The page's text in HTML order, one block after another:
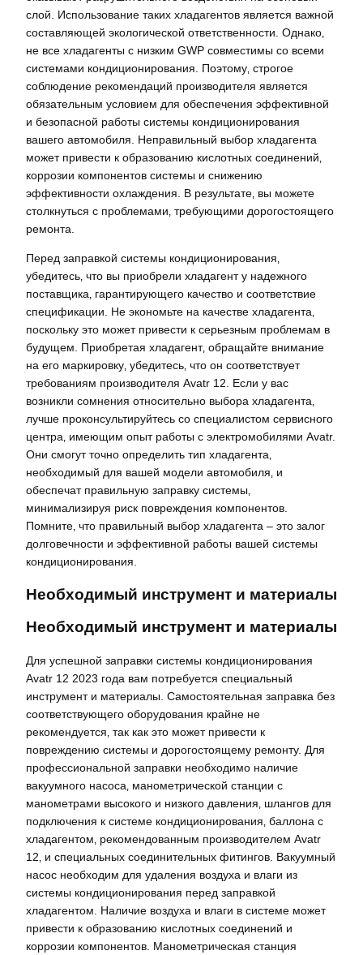
слой. Использование таких хладагентов является важной
составляющей экологической ответственности. Однако‚
не все хладагенты с низким GWP совместимы со всеми
системами кондиционирования. Поэтому‚ строгое
соблюдение рекомендаций производителя является
обязательным условием для обеспечения эффективной
и безопасной работы системы кондиционирования
вашего автомобиля. Неправильный выбор хладагента
может привести к образованию кислотных соединений‚
коррозии компонентов системы и снижению
эффективности охлаждения. В результате‚ вы можете
столкнуться с проблемами‚ требующими дорогостоящего
ремонта.
Перед заправкой системы кондиционирования‚
убедитесь‚ что вы приобрели хладагент у надежного
поставщика‚ гарантирующего качество и соответствие
спецификации. Не экономьте на качестве хладагента‚
поскольку это может привести к серьезным проблемам в
будущем. Приобретая хладагент‚ обращайте внимание
на его маркировку‚ убедитесь‚ что он соответствует
требованиям производителя Avatr 12. Если у вас
возникли сомнения относительно выбора хладагента‚
лучше проконсультируйтесь со специалистом сервисного
центра‚ имеющим опыт работы с электромобилями Avatr.
Они смогут точно определить тип хладагента‚
необходимый для вашей модели автомобиля‚ и
обеспечат правильную заправку системы‚
минимализируя риск повреждения компонентов.
Помните‚ что правильный выбор хладагента – это залог
долговечности и эффективной работы вашей системы
кондиционирования.
Необходимый инструмент и материалы
Необходимый инструмент и материалы
Для успешной заправки системы кондиционирования
Avatr 12 2023 года вам потребуется специальный
инструмент и материалы. Самостоятельная заправка без
соответствующего оборудования крайне не
рекомендуется‚ так как это может привести к
повреждению системы и дорогостоящему ремонту. Для
профессиональной заправки необходимо наличие
вакуумного насоса‚ манометрической станции с
манометрами высокого и низкого давления‚ шлангов для
подключения к системе кондиционирования‚ баллона с
хладагентом‚ рекомендованным производителем Avatr
12‚ и специальных соединительных фитингов. Вакуумный
насос необходим для удаления воздуха и влаги из
системы кондиционирования перед заправкой
хладагентом. Наличие воздуха и влаги в системе может
привести к образованию кислотных соединений и
коррозии компонентов. Манометрическая станция